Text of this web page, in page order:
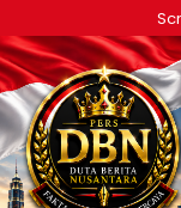
ke
konten